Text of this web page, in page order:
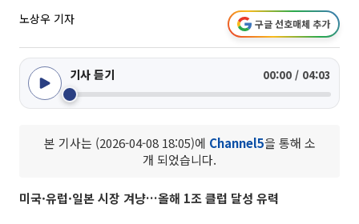
노상우 기자 구글 선호매체 추가
기사 듣기 00:00 / 04:03
본 기사는 (2026-04-08 18:05)에 Channel5을 통해 소
개 되었습니다.
미국·유럽·일본 시장 겨냥…올해 1조 클럽 달성 유력